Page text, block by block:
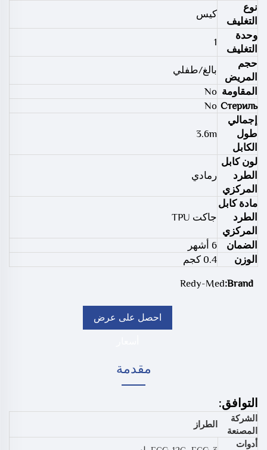
نوع
التغليف
كيس
وحدة
التغليف
1
حجم
المريض
بالغ/طفلي
المقاومة No
Стериль
No
إجمالي
طول
الكابل
3.6m
لون كابل
الطرد
المركزي
رمادي
مادة كابل
الطرد
المركزي
جاكت TPU
الضمان
6 أشهر
الوزن
0.4 كجم
Brand:
Redy-Med
احصل على عرض
مقدمة
التوافق:
الشركة
المصنعة
الطراز
أدوات